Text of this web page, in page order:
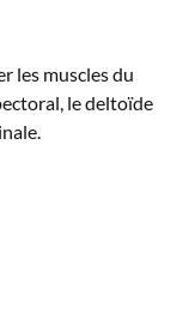
les muscles du
le deltoïde